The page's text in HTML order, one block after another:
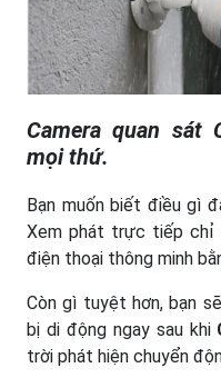
Camera quan sát
mọi thứ.
Bạn muốn biết điều gì
Xem phát trực tiếp chỉ
điện thoại thông minh
Còn gì tuyệt hơn, bạn
bị di động ngay sau khi
trời phát hiện chuyển